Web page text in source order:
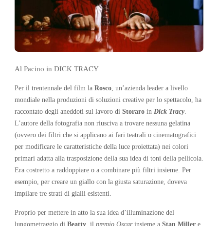
Al Pacino in DICK TRACY
Per il trentennale del film la Rosco , un’azienda leader a livello
mondiale nella produzioni di soluzioni creative per lo spettacolo, ha
raccontato degli aneddoti sul lavoro di Storaro in Dick Tracy.
L’autore della fotografia non riusciva a trovare nessuna gelatina
(ovvero dei filtri che si applicano ai fari teatrali o cinematografici
per modificare le caratteristiche della luce proiettata) nei colori
primari adatta alla trasposizione della sua idea di toni della pellicola.
Era costretto a raddoppiare o a combinare più filtri insieme. Per
esempio, per creare un giallo con la giusta saturazione, doveva
impilare tre strati di gialli esistenti.
Proprio per mettere in atto la sua idea d’illuminazione del
lungometraggio di Beatty , il premio Oscarinsieme a Stan Miller e